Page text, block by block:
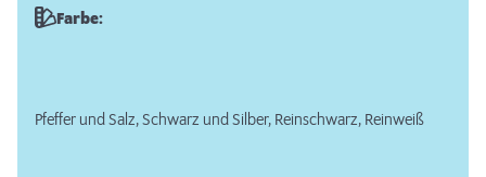
Farbe:
Pfeffer und Salz, Schwarz und Silber, Reinschwarz, Reinweiß